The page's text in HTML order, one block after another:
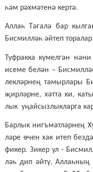
һәм рәх­мә­те­нә кер­тә.
Ал­лаһ Тә­га­лә бар
Бис­мил­ләһ әй­теп то­ра­лар.
Туф­рак­ка кү­мел­гән
исе­ме бе­лән –
лек­ләр­нең та­мыр­ла­ры
җир­ләр­не, хәт­та ки,
лык уңай­сыз­лык­лар­га
Бар­лык нигъ­мәт­ләр­нең
лә­ре өчен хак итеп
фи­кер. Зи­кер ул -
ләһ дип әй­тү.